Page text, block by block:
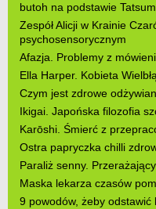
butoh na podstawie
Zespół Alicji w Krainie
psychosensorycznym
Afazja. Problemy z
Ella Harper. Kobieta
Czym jest zdrowe
Ikigai. Japońska filozofia
Karōshi. Śmierć z
Ostra papryczka chilli
Paraliż senny.
Maska lekarza czasów
9 powodów, żeby odstawić